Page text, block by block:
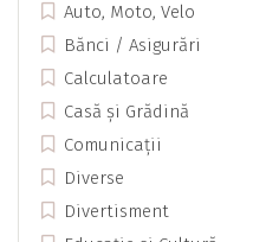
Auto, Moto, Velo
Bănci / Asigurări
Calculatoare
Casă și Grădină
Comunicații
Diverse
Divertisment